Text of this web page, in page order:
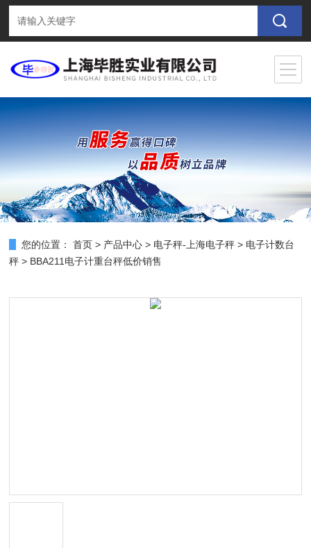
您的位置： 首页 > 产品中心 > 电子秤-上海电子秤 > 电子计数台
秤 > BBA211电子计重台秤低价销售